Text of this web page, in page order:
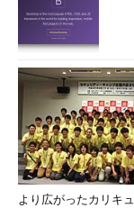
より広がったカリキ